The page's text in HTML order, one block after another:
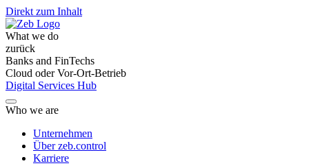
Direkt zum Inhalt
What we do
zurück
Banks and FinTechs
Cloud oder Vor-Ort-Betrieb
Digital Services Hub
Who we are
Unternehmen
Über zeb.control
Karriere